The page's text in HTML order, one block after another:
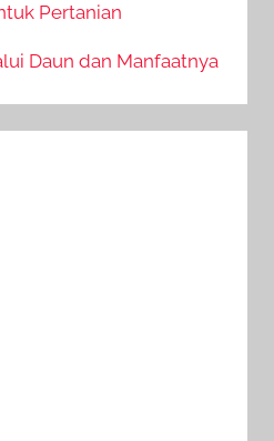
Pertanian
Daun dan Manfaatnya